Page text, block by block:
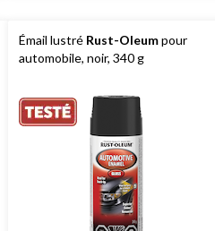
Émail lustré Rust-Oleumpour
automobile, noir, 340 g